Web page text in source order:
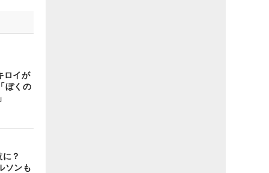
ロイが
ぼくの
に？
ソンも